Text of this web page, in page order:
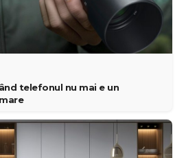
telefonul nu mai e un